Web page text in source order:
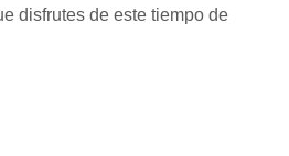
disfrutes de este tiempo de